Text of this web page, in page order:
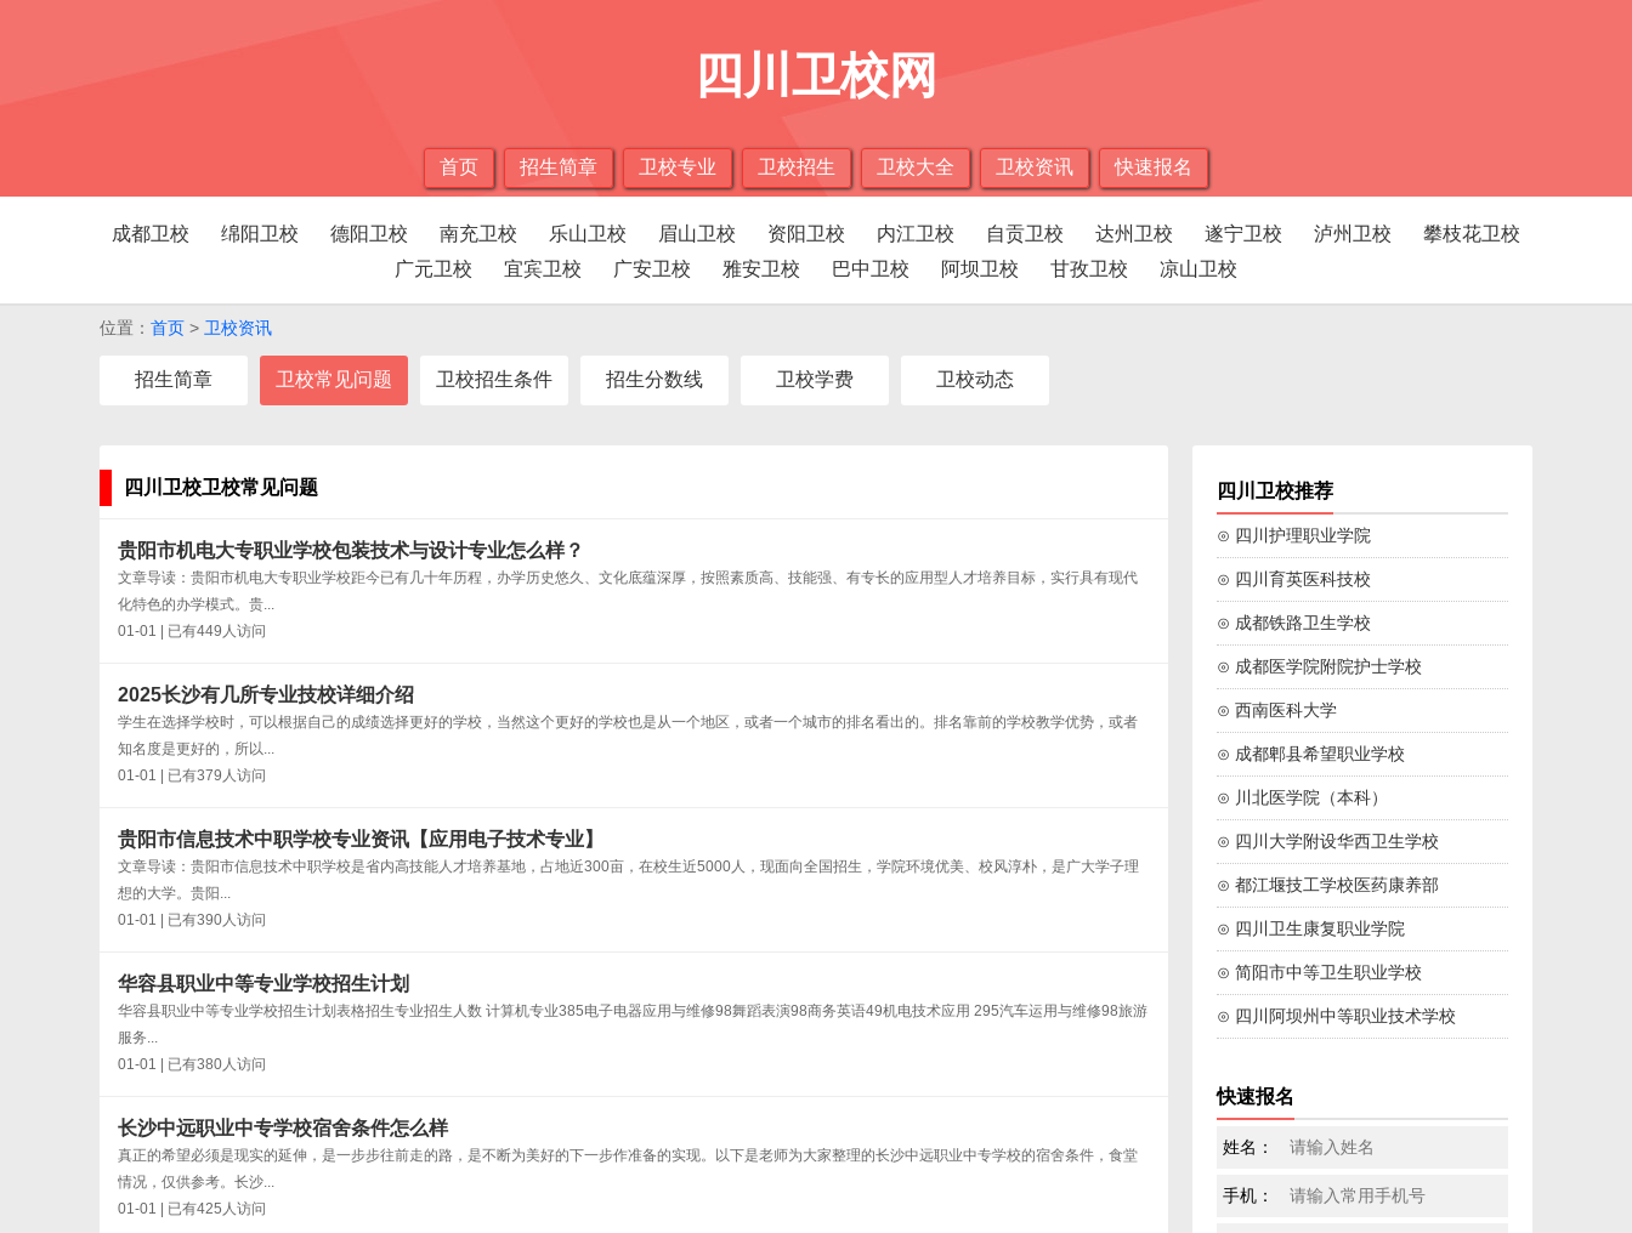
四川卫校网
首页 招生简章 卫校专业 卫校招生 卫校大全 卫校资讯 快速报名
成都卫校 绵阳卫校 德阳卫校 南充卫校 乐山卫校 眉山卫校 资阳卫校 内江卫校 自贡卫校 达州卫校 遂宁卫校 泸州卫校
攀枝花卫校
广元卫校
宜宾卫校 广安卫校 雅安卫校 巴中卫校 阿坝卫校 甘孜卫校 凉山卫校
位置： 首页 > 卫校资讯
招生简章 卫校常见问题 卫校招生条件 招生分数线 卫校学费 卫校动态
四川卫校卫校常见问题
贵阳市机电大专职业学校包装技术与设计专业怎么样？
文章导读：贵阳市机电大专职业学校距今已有几十年历程，办学历史悠久、文化底蕴深厚，按照素质高、技能强、有专长的应用型人才培养目标，实行具有现代
化特色的办学模式。贵...
01-01 | 已有449人访问
2025长沙有几所专业技校详细介绍
学生在选择学校时，可以根据自己的成绩选择更好的学校，当然这个更好的学校也是从一个地区，或者一个城市的排名看出的。排名靠前的学校教学优势，或者
知名度是更好的，所以...
01-01 | 已有379人访问
贵阳市信息技术中职学校专业资讯【应用电子技术专业】
文章导读：贵阳市信息技术中职学校是省内高技能人才培养基地，占地近300亩，在校生近5000人，现面向全国招生，学院环境优美、校风淳朴，是广大学子理
想的大学。贵阳...
01-01 | 已有390人访问
华容县职业中等专业学校招生计划
华容县职业中等专业学校招生计划表格招生专业招生人数 计算机专业385电子电器应用与维修98舞蹈表演98商务英语49机电技术应用 295汽车运用与维修98旅游
服务...
01-01 | 已有380人访问
长沙中远职业中专学校宿舍条件怎么样
真正的希望必须是现实的延伸，是一步步往前走的路，是不断为美好的下一步作准备的实现。以下是老师为大家整理的长沙中远职业中专学校的宿舍条件，食堂
情况，仅供参考。长沙...
01-01 | 已有425人访问
四川卫校推荐
⊙ 四川护理职业学院
⊙ 四川育英医科技校
⊙ 成都铁路卫生学校
⊙ 成都医学院附院护士学校
⊙ 西南医科大学
⊙ 成都郫县希望职业学校
⊙ 川北医学院（本科）
⊙ 四川大学附设华西卫生学校
⊙ 都江堰技工学校医药康养部
⊙ 四川卫生康复职业学院
⊙ 简阳市中等卫生职业学校
⊙ 四川阿坝州中等职业技术学校
快速报名
姓名：
手机：